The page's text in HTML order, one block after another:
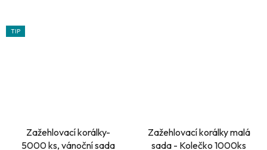
TIP
Zažehlovací korálky-
5000 ks, vánoční sada
Zažehlovací korálky malá
sada - Kolečko 1000ks